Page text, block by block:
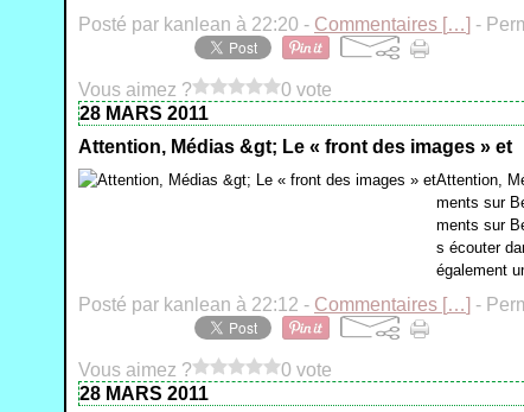
Posté par kanlean à 22:20 - Commentaires […] -
Vous aimez ?
0 vote
28 MARS 2011
Attention, Médias &gt; Le « front des images » et
Attention,
ments sur
ments sur
s écouter
également
Posté par kanlean à 22:12 - Commentaires […] -
Vous aimez ?
0 vote
28 MARS 2011